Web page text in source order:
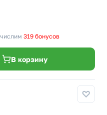
319 бонусов
В корзину